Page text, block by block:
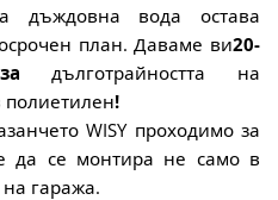
дъждовна вода остава
план. Даваме ви20-
дълготрайността на
!
WISY проходимо за
да се монтира не само в
гаража.